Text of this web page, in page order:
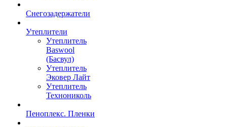
Снегозадержатели
Утеплители
Утеплитель
Baswool
(Басвул)
Утеплитель
Эковер Лайт
Утеплитель
Технониколь
Пеноплекс. Пленки